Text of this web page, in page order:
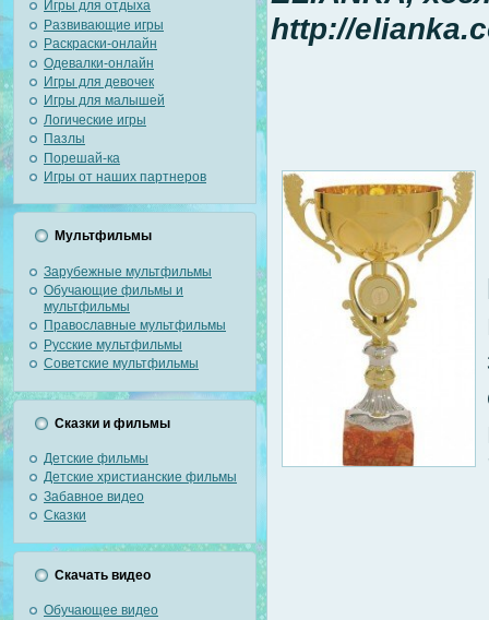
Игры для отдыха
Развивающие игры
Раскраски-онлайн
Одевалки-онлайн
Игры для девочек
Игры для малышей
Логические игры
Пазлы
Порешай-ка
Игры от наших партнеров
Мультфильмы
Зарубежные мультфильмы
Обучающие фильмы и
мультфильмы
Православные мультфильмы
Русские мультфильмы
Советские мультфильмы
Сказки и фильмы
Детские фильмы
Детские христианские фильмы
Забавное видео
Сказки
Скачать видео
Обучающее видео
http://